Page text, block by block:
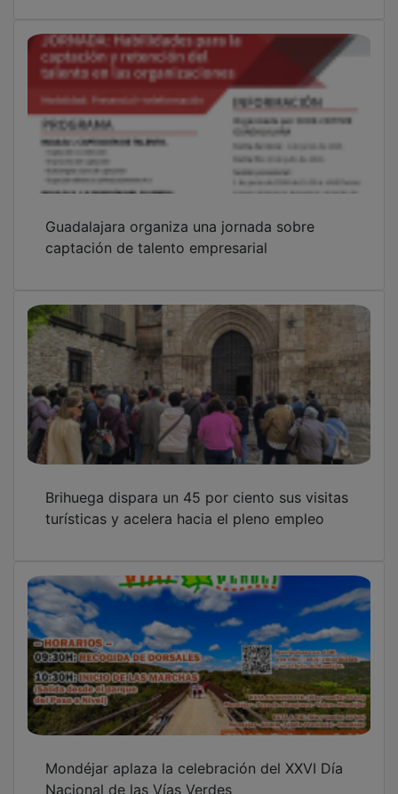
captación de talento empresarial
turísticas y acelera hacia el pleno empleo
Nacional de las Vías Verdes